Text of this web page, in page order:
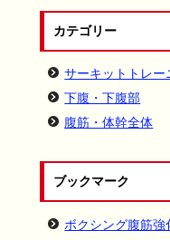
カテゴリー
サーキットトレー
下腹・下腹部
腹筋・体幹全体
ブックマーク
ボクシング腹筋